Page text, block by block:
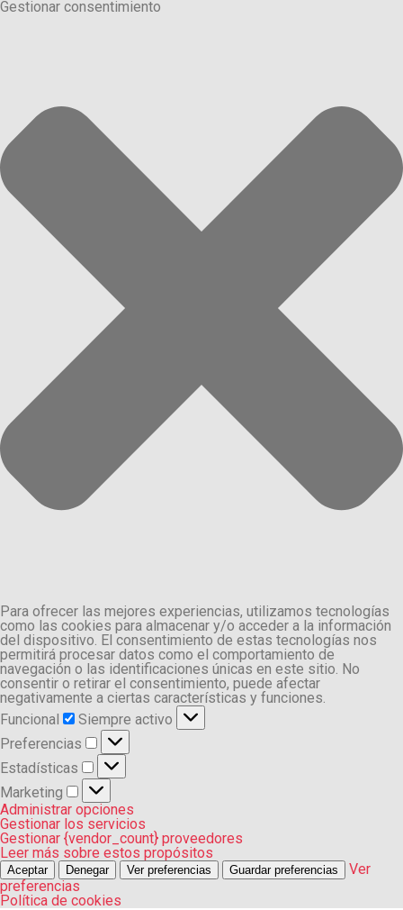
Gestionar consentimiento
Para ofrecer las mejores experiencias, utilizamos tecnologías
como las cookies para almacenar y/o acceder a la información
del dispositivo. El consentimiento de estas tecnologías nos
permitirá procesar datos como el comportamiento de
navegación o las identificaciones únicas en este sitio. No
consentir o retirar el consentimiento, puede afectar
negativamente a ciertas características y funciones.
Funcional
Funcional
Siempre activo
Preferencias
Preferencias
Estadísticas
Estadísticas
Marketing
Marketing
Administrar opciones
Gestionar los servicios
Gestionar {vendor_count} proveedores
Leer más sobre estos propósitos
Aceptar Denegar Ver preferencias Guardar preferencias
Ver
preferencias
Política de cookies